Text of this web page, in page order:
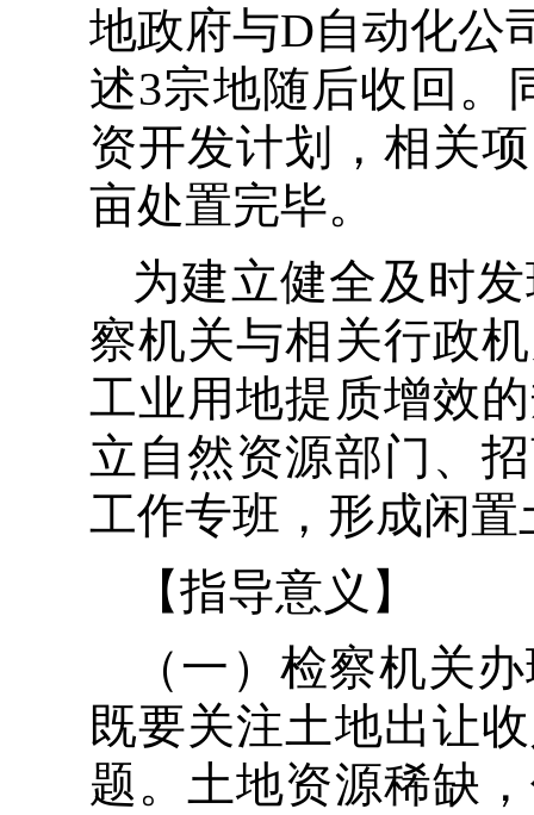
地政府与D自动化公
述3宗地随后收回。
资开发计划，相关
亩处置完毕。
为建立健全及时
察机关与相关行政
工业用地提质增效
立自然资源部门、
工作专班，形成闲
【指导意义】
（一）检察机关
既要关注土地出让
题。土地资源稀缺